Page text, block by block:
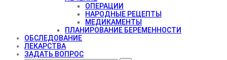
ОПЕРАЦИИ
НАРОДНЫЕ РЕЦЕПТЫ
МЕДИКАМЕНТЫ
ПЛАНИРОВАНИЕ БЕРЕМЕННОСТИ
ОБСЛЕДОВАНИЕ
ЛЕКАРСТВА
ЗАДАТЬ ВОПРОС